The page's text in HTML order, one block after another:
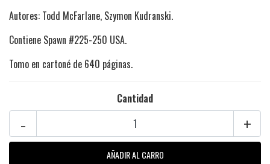
Autores: Todd McFarlane, Szymon Kudranski.
Contiene Spawn #225-250 USA.
Tomo en cartoné de 640 páginas.
Cantidad
+
-